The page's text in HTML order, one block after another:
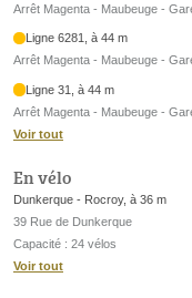
Arrêt Magenta - Maubeuge -
Ligne 6281, à 44 m
Arrêt Magenta - Maubeuge -
Ligne 31, à 44 m
Arrêt Magenta - Maubeuge -
Voir tout
En vélo
Dunkerque - Rocroy, à 36 m
39 Rue de Dunkerque
Capacité : 24 vélos
Voir tout